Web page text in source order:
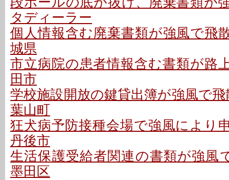
タディーラー
個人情報含む廃棄書類が強風で飛
城県
市立病院の患者情報含む書類が路
田市
学校施設開放の鍵貸出簿が強風で
葉山町
狂犬病予防接種会場で強風により
丹後市
生活保護受給者関連の書類が強風
墨田区